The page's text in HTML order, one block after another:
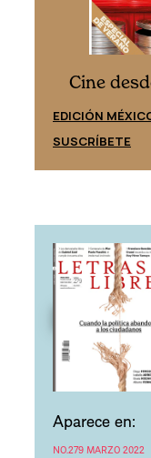
Cine
EDICIÓN
SUSCRÍBETE
Aparece en:
NO.279 MARZO 2022